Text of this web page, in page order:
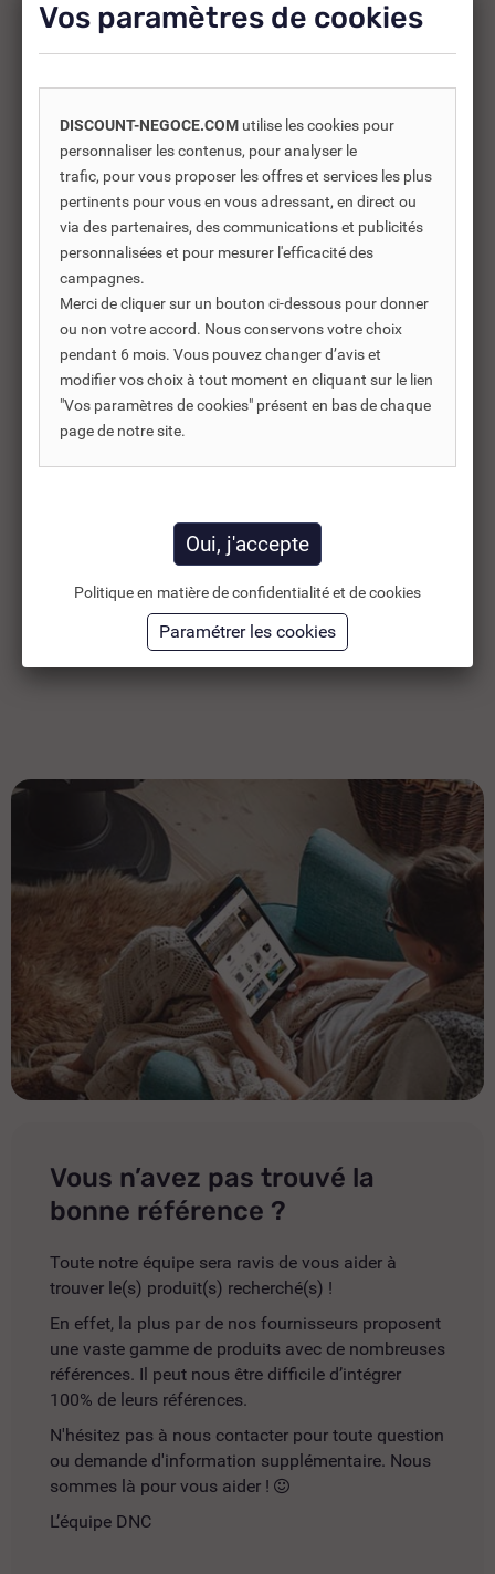
EVIER GRÉ À POSER 1 BACS
178,89 €HT
Ajouter au panier
Vous n’avez pas trouvé la
bonne référence ?
Toute notre équipe sera ravis de vous aider à
trouver le(s) produit(s) recherché(s) !
En effet, la plus par de nos fournisseurs proposent
une vaste gamme de produits avec de nombreuses
références. Il peut nous être difficile d’intégrer
100% de leurs références.
N'hésitez pas à nous contacter pour toute question
ou demande d'information supplémentaire. Nous
sommes là pour vous aider !
L’équipe DNC
Vos paramètres de cookies
DISCOUNT-NEGOCE.COM utilise les cookies pour
personnaliser les contenus, pour analyser le
trafic, pour vous proposer les offres et services les plus
pertinents pour vous en vous adressant, en direct ou
via des partenaires, des communications et publicités
personnalisées et pour mesurer l'efficacité des
campagnes.
Merci de cliquer sur un bouton ci-dessous pour donner
ou non votre accord. Nous conservons votre choix
pendant 6 mois. Vous pouvez changer d’avis et
modifier vos choix à tout moment en cliquant sur le lien
"Vos paramètres de cookies" présent en bas de chaque
page de notre site.
Politique en matière de confidentialité et de cookies